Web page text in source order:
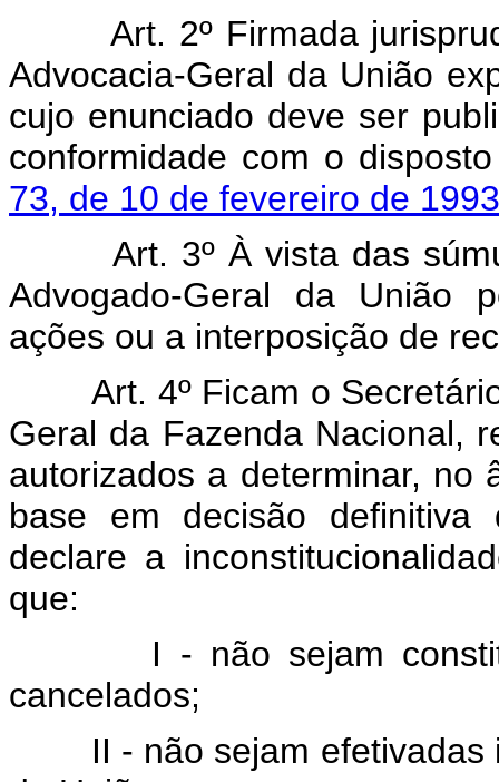
Art. 2º Firmada
Advocacia-Geral da União
cujo enunciado deve ser
conformidade com o
73, de 10 de fevereiro de 1993
Art. 3º À vista das
Advogado-Geral da União
ações ou a interposição de
Art. 4º Ficam o
Geral da Fazenda Nacional,
autorizados a determinar, no
base em decisão definitiva
declare a
que:
I - não sejam
cancelados;
II - não sejam efetivadas